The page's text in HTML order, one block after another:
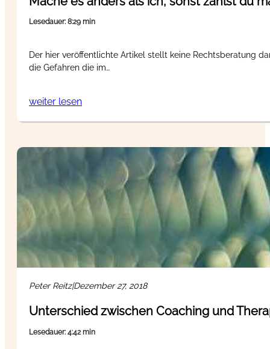
Lesedauer: 8:29 min
Der hier veröffentlichte Artikel stellt keine Rechtsberatung
die Gefahren die im…
weiter lesen
Peter Reitz|Dezember 27, 2018
Unterschied zwischen Coaching und
Lesedauer: 4:42 min